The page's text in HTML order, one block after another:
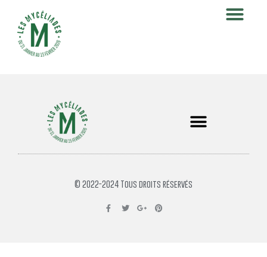
© 2022-2024 Tous droits réservés